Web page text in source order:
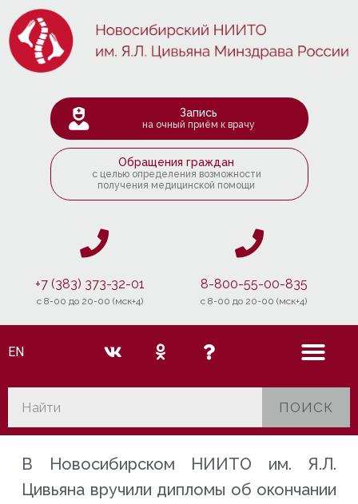
Запись
на очный приём к врачу
Обращения граждан
с целью определения возможности
получения медицинской помощи
+7 (383) 373-32-01
c 8-00 до 20-00 (мск+4)
8-800-55-00-835
c 8-00 до 20-00 (мск+4)
EN
ПОИСК
В Новосибирском НИИТО им. Я.Л.
Цивьяна вручили дипломы об окончании